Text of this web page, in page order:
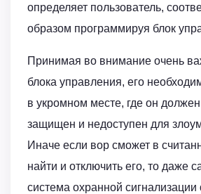
определяет пользователь,
образом программируя блок
Принимая во внимание очень
блока управления, его
в укромном месте, где он
защищен и недоступен для
Иначе если вор сможет в
найти и отключить его, то даже
система охранной сигнализации